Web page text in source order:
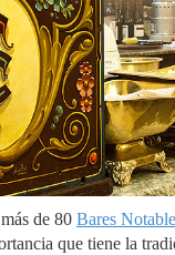
de 80 Bares
que tiene la